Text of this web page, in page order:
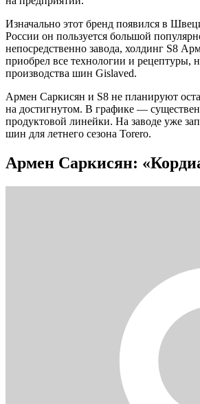
Изначально этот бренд появился в
России он пользуется большой
непосредственно завода, холдинг S8
приобрел все технологии и рецептуры,
производства шин Gislaved.
Армен Саркисян и S8 не планируют
на достигнутом. В графике —
продуктовой линейки. На заводе уже
шин для летнего сезона Torero.
Армен Саркисян: